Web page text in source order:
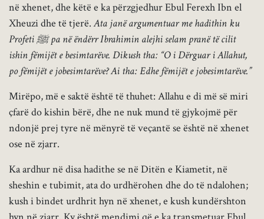
në xhenet, dhe këtë e ka përzgjedhur Ebul Ferexh Ibn el
Xheuzi dhe të tjerë.Ata janë argumentuar me hadithin ku
Profeti ﷺ pa në ëndërr Ibrahimin alejhi selam pranë të cilit
ishin fëmijët e besimtarëve. Dikush tha: “O i Dërguar i Allahut,
po fëmijët e jobesimtarëve? Ai tha: Edhe fëmijët e jobesimtarëve.”
Mirëpo, më e saktë është të thuhet: Allahu e di më së miri
çfarë do kishin bërë, dhe ne nuk mund të gjykojmë për
ndonjë prej tyre në mënyrë të veçantë se është në xhenet
ose në zjarr.
Ka ardhur në disa hadithe se në Ditën e Kiametit, në
sheshin e tubimit, ata do urdhërohen dhe do të ndalohen;
kush i bindet urdhrit hyn në xhenet, e kush kundërshton